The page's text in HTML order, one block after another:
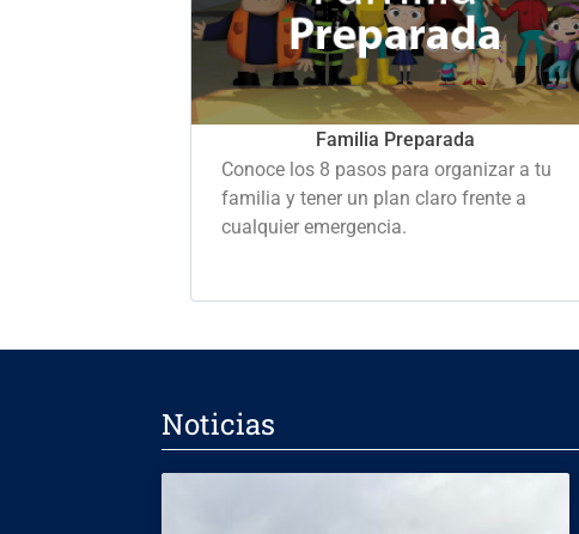
Familia Preparada
Conoce los 8 pasos para organizar a tu
familia y tener un plan claro frente a
cualquier emergencia.
Noticias